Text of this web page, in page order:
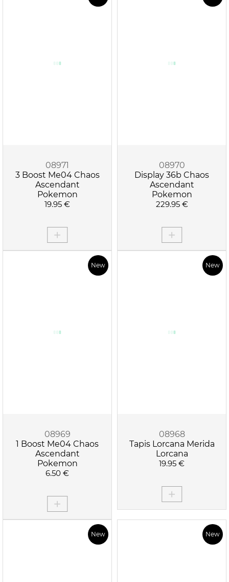
08971
3 Boost Me04 Chaos
Ascendant
Pokemon
19.95 €
08970
Display 36b Chaos
Ascendant
Pokemon
229.95 €
New
08969
1 Boost Me04 Chaos
Ascendant
Pokemon
6.50 €
New
08968
Tapis Lorcana Merida
Lorcana
19.95 €
New New